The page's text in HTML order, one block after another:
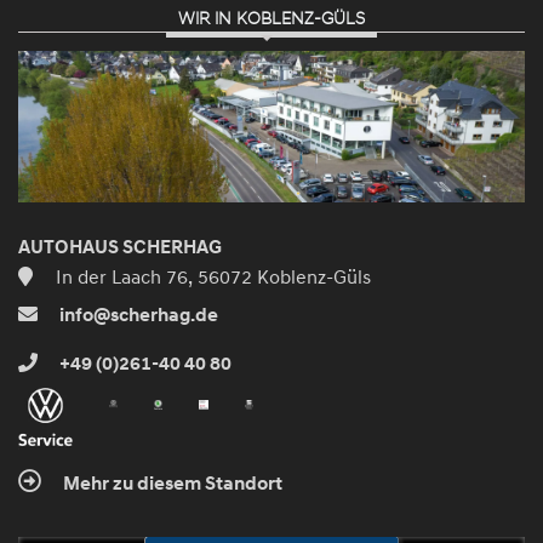
WIR IN KOBLENZ-GÜLS
AUTOHAUS SCHERHAG
In der Laach 76, 56072 Koblenz-Güls
info@scherhag.de
+49 (0)261-40 40 80
Mehr zu diesem Standort